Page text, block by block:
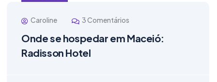
Caroline 3 Comentários
Onde se hospedar em Maceió:
Radisson Hotel